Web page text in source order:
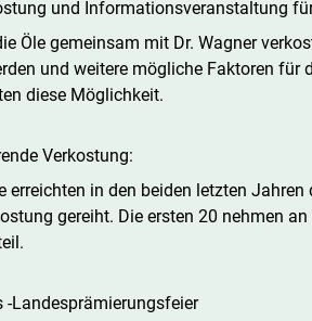
und Informationsveranstaltung
Öle gemeinsam mit Dr. Wagner
und weitere mögliche Faktoren für
diese Möglichkeit.
Verkostung:
erreichten in den beiden letzten
gereiht. Die ersten 20 nehmen
Landesprämierungsfeier